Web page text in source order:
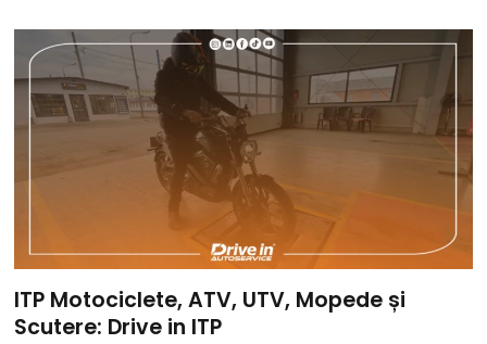
ITP Motociclete, ATV, UTV, Mopede și
Scutere: Drive in ITP